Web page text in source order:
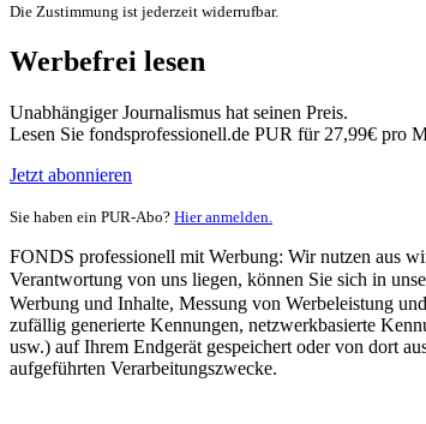
Die Zustimmung ist jederzeit widerrufbar.
Werbefrei lesen
Unabhängiger Journalismus hat seinen Preis.
Lesen Sie fondsprofessionell.de PUR für 27,99€ pro
Jetzt abonnieren
Sie haben ein PUR-Abo? Hier anmelden.
FONDS professionell mit Werbung: Wir nutzen aus
Verantwortung von uns liegen, können Sie sich in
Werbung und Inhalte, Messung von Werbeleistung
zufällig generierte Kennungen, netzwerkbasierte
usw.) auf Ihrem Endgerät gespeichert oder von dort
aufgeführten Verarbeitungszwecke.